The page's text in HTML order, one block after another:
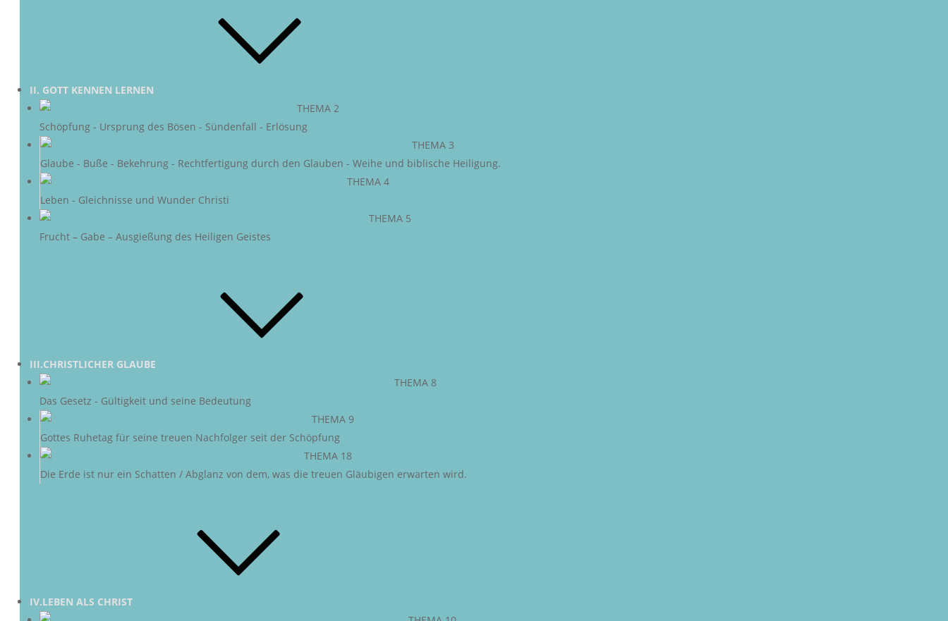
II. GOTT KENNEN LERNEN
THEMA 2
Schöpfung - Ursprung des Bösen - Sündenfall - Erlösung
THEMA 3
Glaube - Buße - Bekehrung - Rechtfertigung durch den Glauben - Weihe und biblische Heiligung.
THEMA 4
Leben - Gleichnisse und Wunder Christi
THEMA 5
Frucht – Gabe – Ausgießung des Heiligen Geistes
III.CHRISTLICHER GLAUBE
THEMA 8
Das Gesetz - Gültigkeit und seine Bedeutung
THEMA 9
Gottes Ruhetag für seine treuen Nachfolger seit der Schöpfung
THEMA 18
Die Erde ist nur ein Schatten / Abglanz von dem, was die treuen Gläubigen erwarten wird.
IV.LEBEN ALS CHRIST